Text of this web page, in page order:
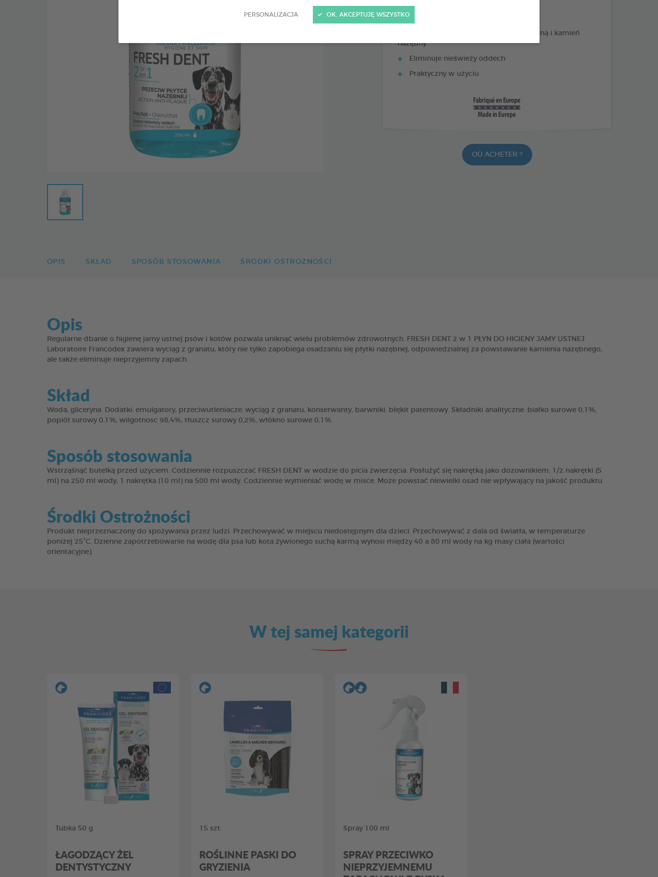
PERSONALIZACJA OK, AKCEPTUJĘ WSZYSTKO
Wyciąg z granatu usuwa płytkę nazębną i kamień
nazębny
Eliminuje nieświeży oddech
Praktyczny w użyciu
OÙ ACHETER ?
OPIS SKŁAD SPOSÓB STOSOWANIA ŚRODKI OSTROŻNOŚCI
Opis
Regularne dbanie o higienę jamy ustnej psów i kotów pozwala uniknąć wielu problemów zdrowotnych. FRESH DENT 2 w 1 PŁYN DO HIGIENY JAMY USTNEJ
Laboratoire Francodex zawiera wyciąg z granatu, który nie tylko zapobiega osadzaniu się płytki nazębnej, odpowiedzialnej za powstawanie kamienia nazębnego,
ale także eliminuje nieprzyjemny zapach.
Skład
Woda, gliceryna. Dodatki: emulgatory, przeciwutleniacze: wyciąg z granatu, konserwanty, barwniki: błękit patentowy. Składniki analityczne: białko surowe 0,1%,
popiół surowy 0,1%, wilgotnosc 98,4%, tłuszcz surowy 0,2%, włókno surowe 0,1%.
Sposób stosowania
Wstrząśnąć butelką przed użyciem. Codziennie rozpuszczać FRESH DENT w wodzie do picia zwierzęcia. Posłużyć się nakrętką jako dozownikiem: 1/2 nakrętki (5
ml) na 250 ml wody, 1 nakrętka (10 ml) na 500 ml wody. Codziennie wymieniać wodę w misce. Może powstać niewielki osad nie wpływający na jakość produktu.
Środki Ostrożności
Produkt nieprzeznaczony do spożywania przez ludzi. Przechowywać w miejscu niedostępnym dla dzieci. Przechowywać z dala od światła, w temperaturze
poniżej 25°C. Dzienne zapotrzebowanie na wodę dla psa lub kota żywionego suchą karmą wynosi między 40 a 80 ml wody na kg masy ciała (wartości
orientacyjne).
W tej samej kategorii
Tubka 50 g
ŁAGODZĄCY ŻEL
DENTYSTYCZNY
15 szt.
ROŚLINNE PASKI DO
GRYZIENIA
Spray 100 ml
SPRAY PRZECIWKO
NIEPRZYJEMNEMU